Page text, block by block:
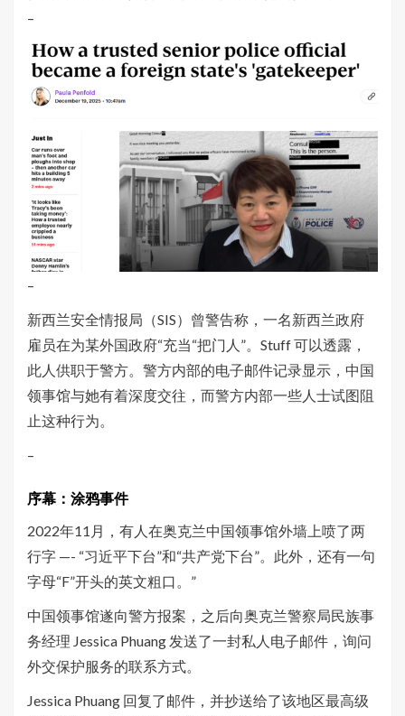
–
–
新西兰安全情报局（SIS）曾警告称，一名新西兰政府
雇员在为某外国政府“充当“把门人”。Stuff 可以透露，
此人供职于警方。警方内部的电子邮件记录显示，中国
领事馆与她有着深度交往，而警方内部一些人士试图阻
止这种行为。
–
序幕：涂鸦事件
2022年11月，有人在奥克兰中国领事馆外墙上喷了两
行字 —- “习近平下台”和“共产党下台”。此外，还有一句
字母“F”开头的英文粗口。”
中国领事馆遂向警方报案，之后向奥克兰警察局民族事
务经理 Jessica Phuang 发送了一封私人电子邮件，询问
外交保护服务的联系方式。
Jessica Phuang 回复了邮件，并抄送给了该地区最高级